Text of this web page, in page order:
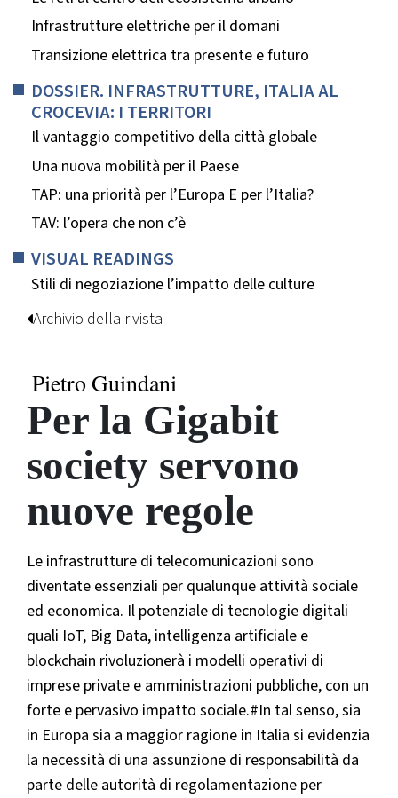
Infrastrutture elettriche per il domani
Transizione elettrica tra presente e futuro
DOSSIER. INFRASTRUTTURE, ITALIA AL
CROCEVIA: I TERRITORI
Il vantaggio competitivo della città globale
Una nuova mobilità per il Paese
TAP: una priorità per l’Europa E per l’Italia?
TAV: l’opera che non c’è
VISUAL READINGS
Stili di negoziazione l’impatto delle culture
Archivio della rivista
Pietro Guindani
Per la Gigabit
society servono
nuove regole
Le infrastrutture di telecomunicazioni sono
diventate essenziali per qualunque attività sociale
ed economica. Il potenziale di tecnologie digitali
quali IoT, Big Data, intelligenza artificiale e
blockchain rivoluzionerà i modelli operativi di
imprese private e amministrazioni pubbliche, con un
forte e pervasivo impatto sociale.#In tal senso, sia
in Europa sia a maggior ragione in Italia si evidenzia
la necessità di una assunzione di responsabilità da
parte delle autorità di regolamentazione per